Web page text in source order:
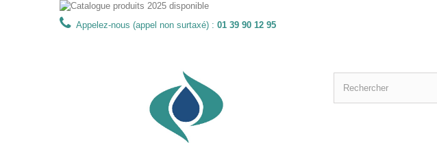
Appelez-nous (appel non surtaxé) : 01 39 90 12 95